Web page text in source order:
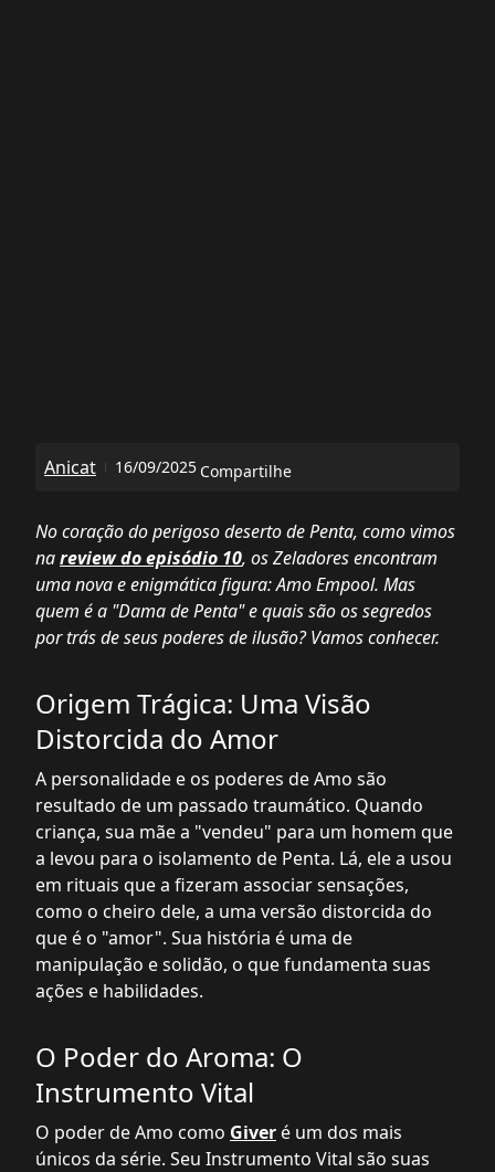
Anicat 16/09/2025 Compartilhe
No coração do perigoso deserto de Penta, como vimos
nareview do episódio 10, os Zeladores encontram
uma nova e enigmática figura: Amo Empool. Mas
quem é a "Dama de Penta" e quais são os segredos
por trás de seus poderes de ilusão? Vamos conhecer.
Origem Trágica: Uma Visão
Distorcida do Amor
A personalidade e os poderes de Amo são
resultado de um passado traumático. Quando
criança, sua mãe a "vendeu" para um homem que
a levou para o isolamento de Penta. Lá, ele a usou
em rituais que a fizeram associar sensações,
como o cheiro dele, a uma versão distorcida do
que é o "amor". Sua história é uma de
manipulação e solidão, o que fundamenta suas
ações e habilidades.
O Poder do Aroma: O
Instrumento Vital
O poder de Amo como Giver é um dos mais
únicos da série. Seu Instrumento Vital são suas